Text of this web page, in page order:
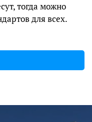
тогда можно
для всех.